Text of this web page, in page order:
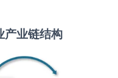
产业链结构